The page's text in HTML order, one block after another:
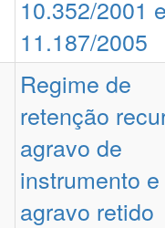
10.352/2001
11.187/2005
Regime de
retenção
agravo de
instrumento e
agravo retido